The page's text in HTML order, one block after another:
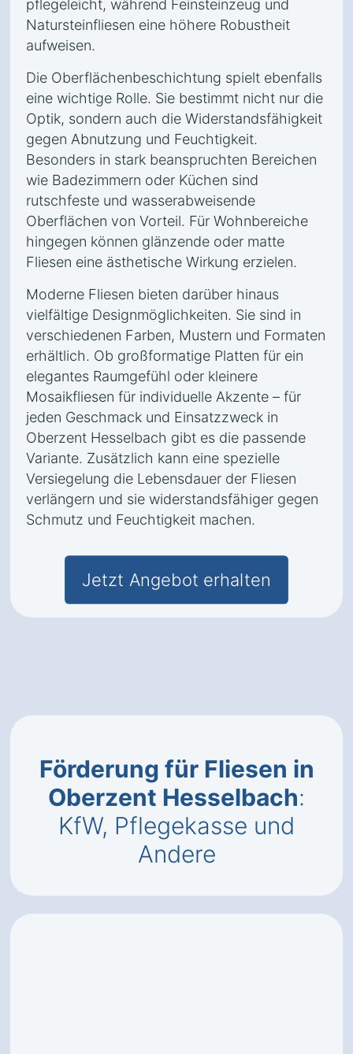
pflegeleicht, während Feinsteinzeug und
Natursteinfliesen eine höhere Robustheit
aufweisen.
Die Oberflächenbeschichtung spielt ebenfalls
eine wichtige Rolle. Sie bestimmt nicht nur die
Optik, sondern auch die Widerstandsfähigkeit
gegen Abnutzung und Feuchtigkeit.
Besonders in stark beanspruchten Bereichen
wie Badezimmern oder Küchen sind
rutschfeste und wasserabweisende
Oberflächen von Vorteil. Für Wohnbereiche
hingegen können glänzende oder matte
Fliesen eine ästhetische Wirkung erzielen.
Moderne Fliesen bieten darüber hinaus
vielfältige Designmöglichkeiten. Sie sind in
verschiedenen Farben, Mustern und Formaten
erhältlich. Ob großformatige Platten für ein
elegantes Raumgefühl oder kleinere
Mosaikfliesen für individuelle Akzente – für
jeden Geschmack und Einsatzzweck in
Oberzent Hesselbach gibt es die passende
Variante. Zusätzlich kann eine spezielle
Versiegelung die Lebensdauer der Fliesen
verlängern und sie widerstandsfähiger gegen
Schmutz und Feuchtigkeit machen.
Jetzt Angebot erhalten
Förderung für Fliesen in
Oberzent Hesselbach:
KfW, Pflegekasse und
Andere